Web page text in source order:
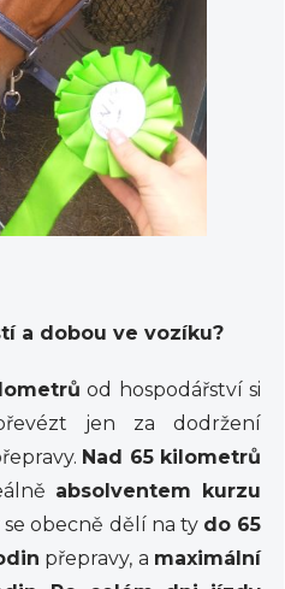
a dobou ve vozíku?
od hospodářství si
jen za dodržení
Nad 65 kilometrů
absolventem kurzu
se obecně dělí na ty do 65
přepravy, a maximální